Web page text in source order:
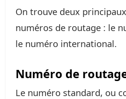
On trouve deux
numéros de routage : le
le numéro international.
Numéro de
Le numéro standard, ou